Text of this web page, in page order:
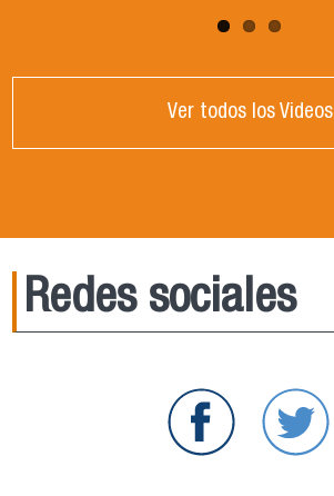
Ver todos los Videos
Redes sociales